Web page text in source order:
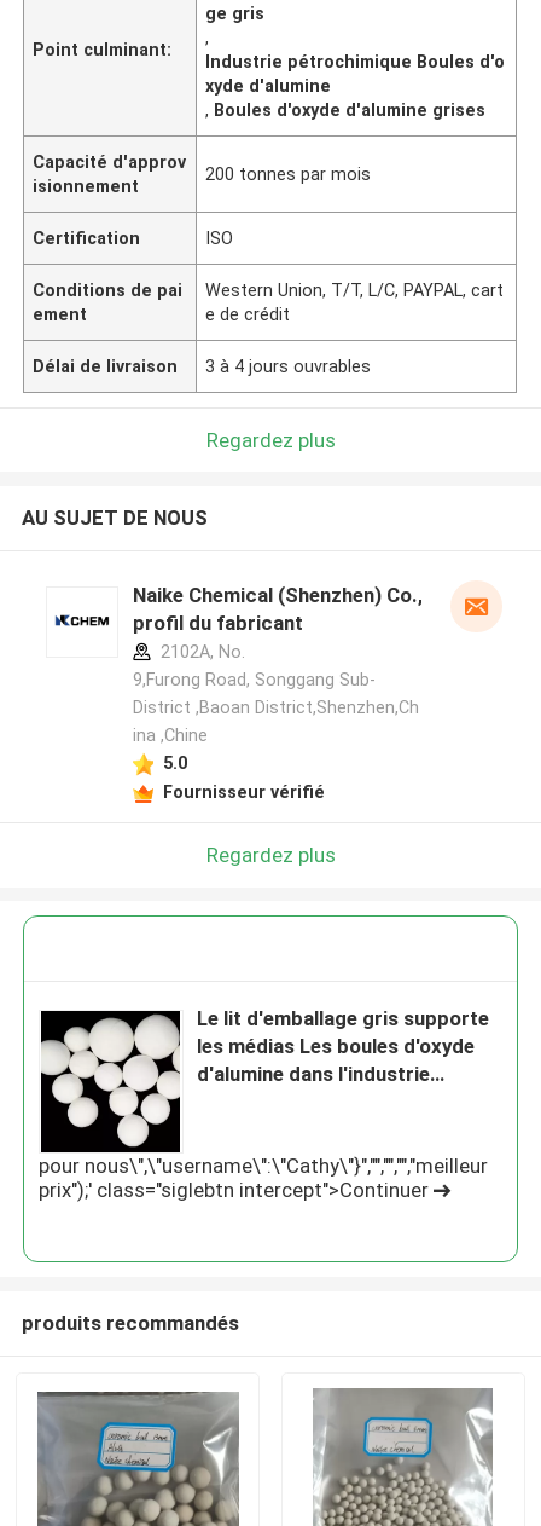
Point culminant:
ge gris
,
Industrie pétrochimique Boules d'o
xyde d'alumine
, Boules d'oxyde d'alumine grises
Capacité d'approv
isionnement
200 tonnes par mois
Certification ISO
Conditions de pai
ement
Western Union, T/T, L/C, PAYPAL, cart
e de crédit
Délai de livraison 3 à 4 jours ouvrables
Regardez plus
AU SUJET DE NOUS
Naike Chemical (Shenzhen) Co., Ltd
profil du fabricant
2102A, No.
9,Furong Road, Songgang Sub-
District ,Baoan District,Shenzhen,Ch
ina ,Chine
5.0
Fournisseur vérifié
Regardez plus
Le lit d'emballage gris supporte
les médias Les boules d'oxyde
d'alumine dans l'industrie
pour nous\",\"username\":\"Cathy\"}","","","","meilleur
prix");' class="siglebtn intercept">Continuer
produits recommandés